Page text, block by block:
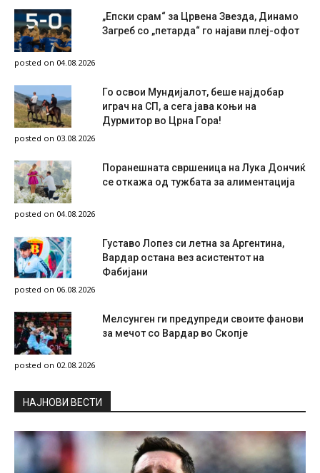
„Епски срам“ за Црвена Звезда, Динамо
Загреб со „петарда“ го најави плеј-офот
posted on 04.08.2026
Го освои Мундијалот, беше најдобар
играч на СП, а сега јава коњи на
Дурмитор во Црна Гора!
posted on 03.08.2026
Поранешната свршеница на Лука Дончиќ
се откажа од тужбата за алиментација
posted on 04.08.2026
Густаво Лопез си летна за Аргентина,
Вардар остана вез асистентот на
Фабијани
posted on 06.08.2026
Мелсунген ги предупреди своите фанови
за мечот со Вардар во Скопје
posted on 02.08.2026
НAЈНОВИ ВЕСТИ